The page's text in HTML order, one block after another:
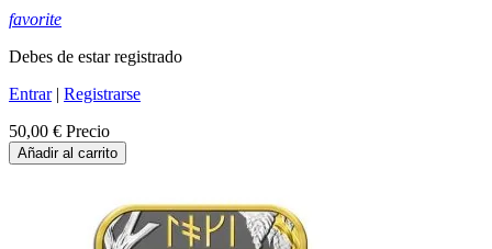
favorite
Debes de estar registrado
Entrar| Registrarse
50,00 € Precio
Añadir al carrito